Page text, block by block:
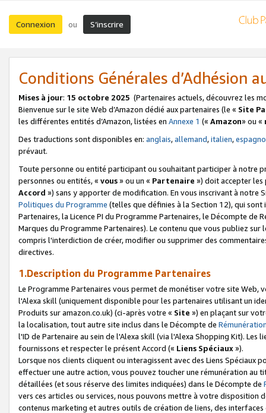
Connexion ou S’inscrire
Conditions Générales d’Adhésion
Mises à jour: 15 octobre 2025 (Partenaires actuels, découvrez les
Bienvenue sur le site Web d’Amazon dédié aux partenaires (le « Site
les différentes entités d’Amazon, listées en Annexe 1 (« Amazon» ou «
Des traductions sont disponibles en: anglais,allemand,italien,
prévaut.
Toute personne ou entité participant ou souhaitant participer à notre
personnes ou entités, « vous» ou un « Partenaire ») doit accepter les
Accord ») sans y apporter de modification. En vous inscrivant à notre
Politiques du Programme (telles que définies à la Section 12), qui
Partenaires, la Licence PI du Programme Partenaires, le Décompte de
Marques du Programme Partenaires). Le contenu que vous publiez
compris l'interdiction de créer, modifier ou supprimer des
directives.
1.Description du Programme Partenaires
Le Programme Partenaires vous permet de monétiser votre site Web,
l'Alexa skill (uniquement disponible pour les partenaires utilisant un
Produits sur amazon.co.uk) (ci-après votre « Site ») en plaçant sur
la localisation, tout autre site inclus dans le Décompte de
l'ID de Partenaire au sein de l'Alexa skill (via l'Alexa Shopping Kit).
fournissons et respecter le présent Accord (« Liens Spéciaux»).
Lorsque nos clients cliquent ou interagissent avec des Liens Spéciaux
effectuer une autre action, vous pouvez toucher une rémunération
détaillées (et sous réserve des limites indiquées) dans le Décompte de
vers ces articles ou services, nous pouvons mettre à votre disposition
contenus marketing et autres outils de création de liens, des